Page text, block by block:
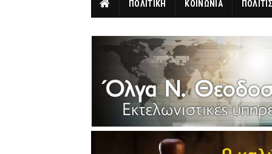
ΠΟΛΙΤΙΚΗ ΚΟΙΝΩΝΙΑ